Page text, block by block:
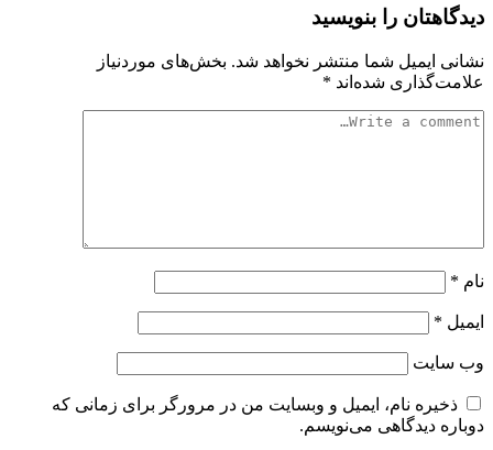
دیدگاهتان را بنویسید
نشانی ایمیل شما منتشر نخواهد شد. بخش‌های موردنیاز
علامت‌گذاری شده‌اند *
نام *
ایمیل *
وب‌ سایت
ذخیره نام، ایمیل و وبسایت من در مرورگر برای زمانی که
دوباره دیدگاهی می‌نویسم.